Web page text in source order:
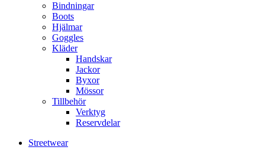
Bindningar
Boots
Hjälmar
Goggles
Kläder
Handskar
Jackor
Byxor
Mössor
Tillbehör
Verktyg
Reservdelar
Streetwear